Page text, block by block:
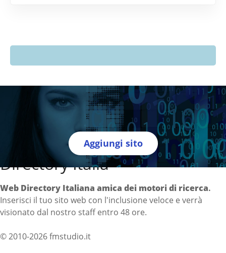
Aggiungi sito
Directory Italia
Web Directory Italiana amica dei motori di ricerca.
Inserisci il tuo sito web con l'inclusione veloce e verrà
visionato dal nostro staff entro 48 ore.
© 2010-2026 fmstudio.it